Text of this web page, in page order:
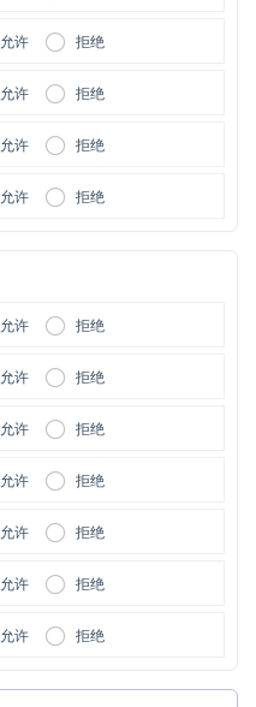
允许 拒绝
允许 拒绝
允许 拒绝
允许 拒绝
允许 拒绝
允许 拒绝
允许 拒绝
允许 拒绝
允许 拒绝
允许 拒绝
允许 拒绝